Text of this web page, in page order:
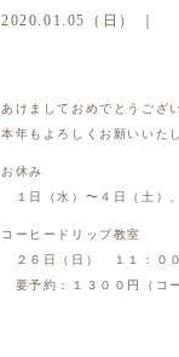
2020.01.05（日） ｜
あけましておめでとうござ
本年もよろしくお願いいた
お休み
１日（水）〜４日（土）
コーヒードリップ教室
２６日（日） １１：００
要予約：１３００円（コ